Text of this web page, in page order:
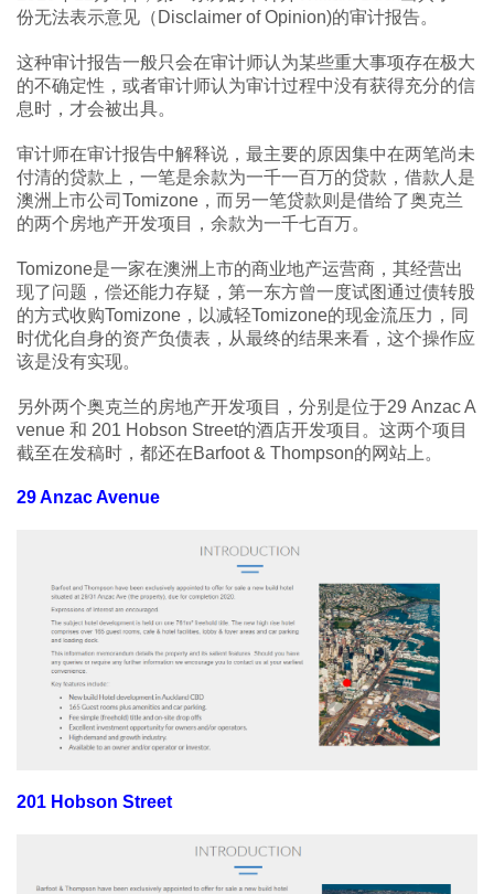
份无法表示意见（Disclaimer of Opinion)的审计报告。
这种审计报告一般只会在审计师认为某些重大事项存在极大
的不确定性，或者审计师认为审计过程中没有获得充分的信
息时，才会被出具。
审计师在审计报告中解释说，最主要的原因集中在两笔尚未
付清的贷款上，一笔是余款为一千一百万的贷款，借款人是
澳洲上市公司Tomizone，而另一笔贷款则是借给了奥克兰
的两个房地产开发项目，余款为一千七百万。
Tomizone是一家在澳洲上市的商业地产运营商，其经营出
现了问题，偿还能力存疑，第一东方曾一度试图通过债转股
的方式收购Tomizone，以减轻Tomizone的现金流压力，同
时优化自身的资产负债表，从最终的结果来看，这个操作应
该是没有实现。
另外两个奥克兰的房地产开发项目，分别是位于29 Anzac A
venue 和 201 Hobson Street的酒店开发项目。这两个项目
截至在发稿时，都还在Barfoot & Thompson的网站上。
29 Anzac Avenue
201 Hobson Street